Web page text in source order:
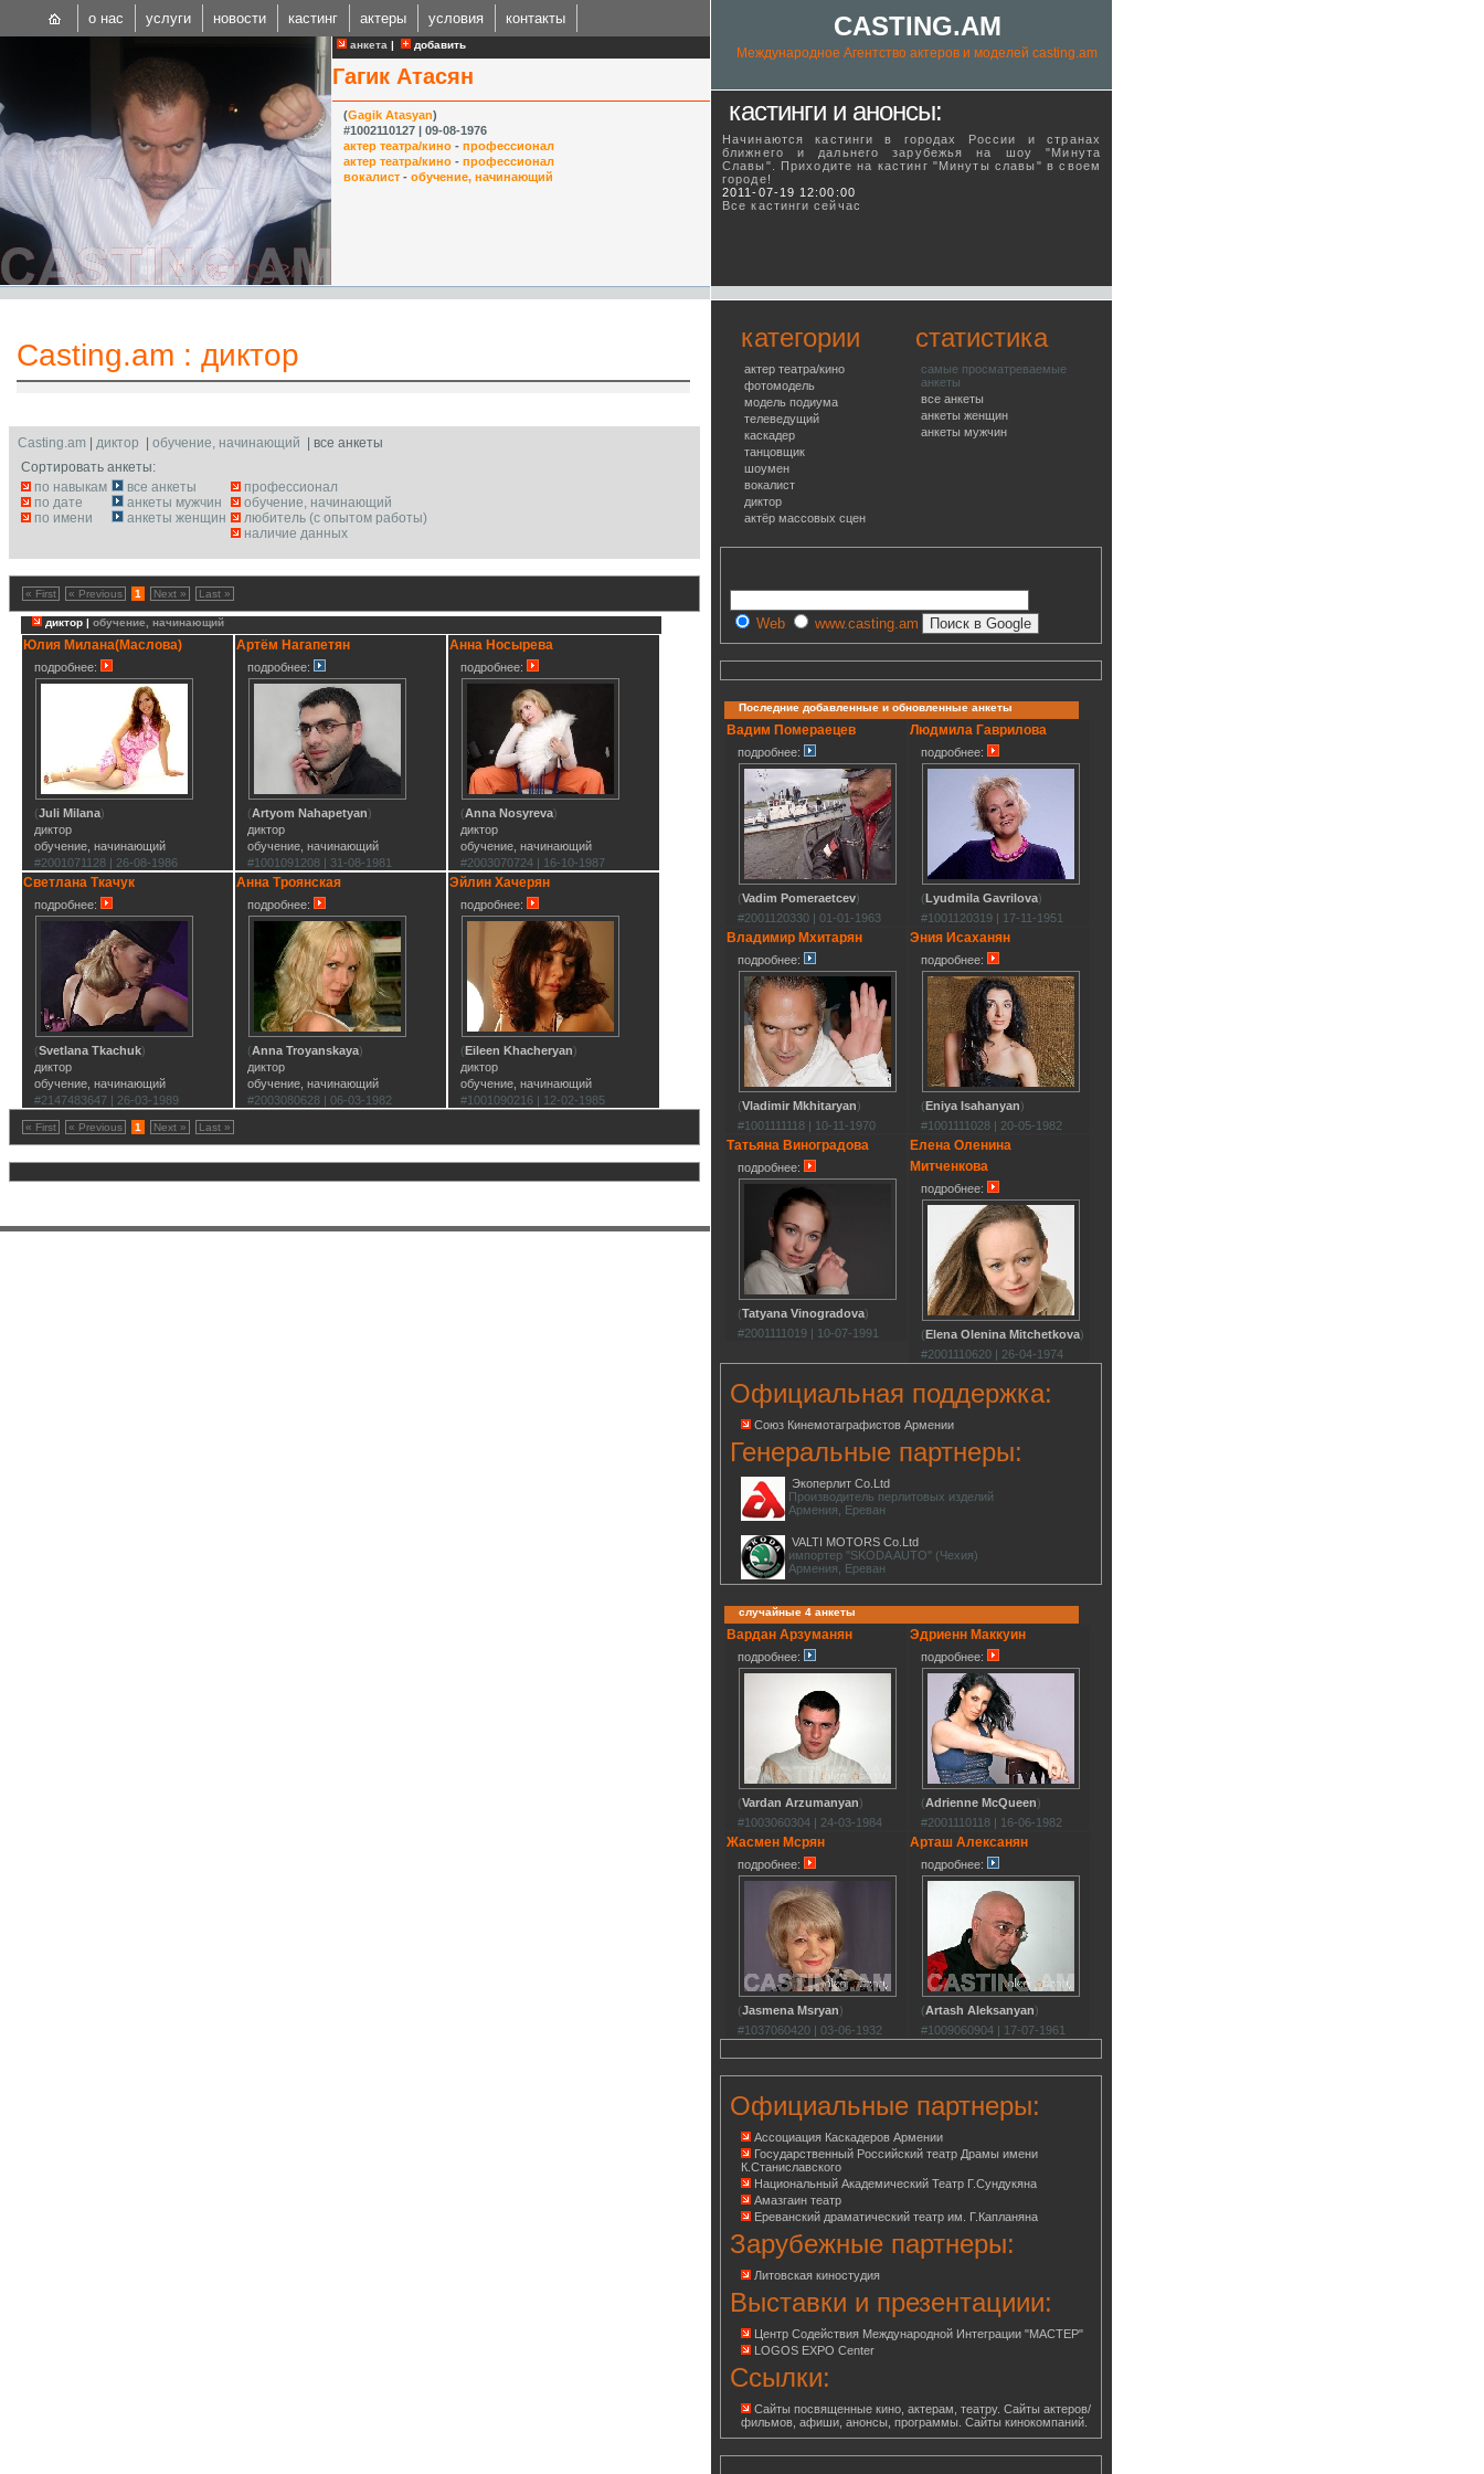
анкета | добавить
Гагик Атасян
(Gagik Atasyan)
#1002110127 | 09-08-1976
актер театра/кино - профессионал
актер театра/кино - профессионал
вокалист - обучение, начинающий
Casting.am : диктор
Casting.am диктор обучение, начинающий | все анкеты
Сортировать анкеты:
по навыкам
по дате
по имени
все анкеты
анкеты мужчин
анкеты женщин
профессионал
обучение, начинающий
любитель (с опытом работы)
наличие данных
« First « Previous 1 Next » Last »
диктор | обучение, начинающий
Юлия Милана(Маслова)
подробнее:
(Juli Milana)
диктор
обучение, начинающий
#2001071128 | 26-08-1986
Артём Нагапетян
подробнее:
(Artyom Nahapetyan)
диктор
обучение, начинающий
#1001091208 | 31-08-1981
Анна Носырева
подробнее:
(Anna Nosyreva)
диктор
обучение, начинающий
#2003070724 | 16-10-1987
Светлана Ткачук
подробнее:
(Svetlana Tkachuk)
диктор
обучение, начинающий
#2147483647 | 26-03-1989
Анна Троянская
подробнее:
(Anna Troyanskaya)
диктор
обучение, начинающий
#2003080628 | 06-03-1982
Эйлин Хачерян
подробнее:
(Eileen Khacheryan)
диктор
обучение, начинающий
#1001090216 | 12-02-1985
« First « Previous 1 Next » Last »
о нас услуги новости кастинг актеры условия контакты CASTING.AM
Международное Агентство актеров и моделей casting.am
кастинги и анонсы:
Начинаются кастинги в городах России и странах
ближнего и дальнего зарубежья на шоу "Минута
Славы". Приходите на кастинг "Минуты славы" в своeм
городе!
2011-07-19 12:00:00
Все кастинги сейчас
категории
актер театра/кино
фотомодель
модель подиума
телеведущий
каскадер
танцовщик
шоумен
вокалист
диктор
актёр массовых сцен
статистика
самые просматреваемые
анкеты
все анкеты
анкеты женщин
анкеты мужчин
Web www.casting.am
Последние добавленные и обновленные анкеты
Вадим Помераецев
подробнее:
(Vadim Pomeraetcev)
#2001120330 | 01-01-1963
Людмила Гаврилова
подробнее:
(Lyudmila Gavrilova)
#1001120319 | 17-11-1951
Владимир Мхитарян
подробнее:
(Vladimir Mkhitaryan)
#1001111118 | 10-11-1970
Эния Исаханян
подробнее:
(Eniya Isahanyan)
#1001111028 | 20-05-1982
Татьяна Виноградова
подробнее:
(Tatyana Vinogradova)
#2001111019 | 10-07-1991
Елена Оленина
Митченкова
подробнее:
(Elena Olenina Mitchetkova)
#2001110620 | 26-04-1974
Официальная поддержка:
Союз Кинемотаграфистов Армении
Генеральные партнеры:
Экоперлит Co.Ltd
Производитель перлитовых изделий
Армения, Ереван
VALTI MOTORS Co.Ltd
импортер "SKODA AUTO" (Чехия)
Армения, Ереван
случайные 4 анкеты
Вардан Арзуманян
подробнее:
(Vardan Arzumanyan)
#1003060304 | 24-03-1984
Эдриенн Маккуин
подробнее:
(Adrienne McQueen)
#2001110118 | 16-06-1982
Жасмен Мсрян
подробнее:
(Jasmena Msryan)
#1037060420 | 03-06-1932
Арташ Алексанян
подробнее:
(Artash Aleksanyan)
#1009060904 | 17-07-1961
Официальные партнеры:
Ассоциация Каскадеров Армении
Государственный Российский театр Драмы имени
К.Станиславского
Национальный Академический Театр Г.Сундукяна
Амазгаин театр
Ереванский драматический театр им. Г.Капланяна
Зарубежные партнеры:
Литовская киностудия
Выставки и презентациии:
Центр Содействия Международной Интеграции "МАСТЕР"
LOGOS EXPO Center
Ссылки:
Сайты посвященные кино, актерам, театру. Сайты актеров/
фильмов, афиши, анонсы, программы. Сайты кинокомпаний.